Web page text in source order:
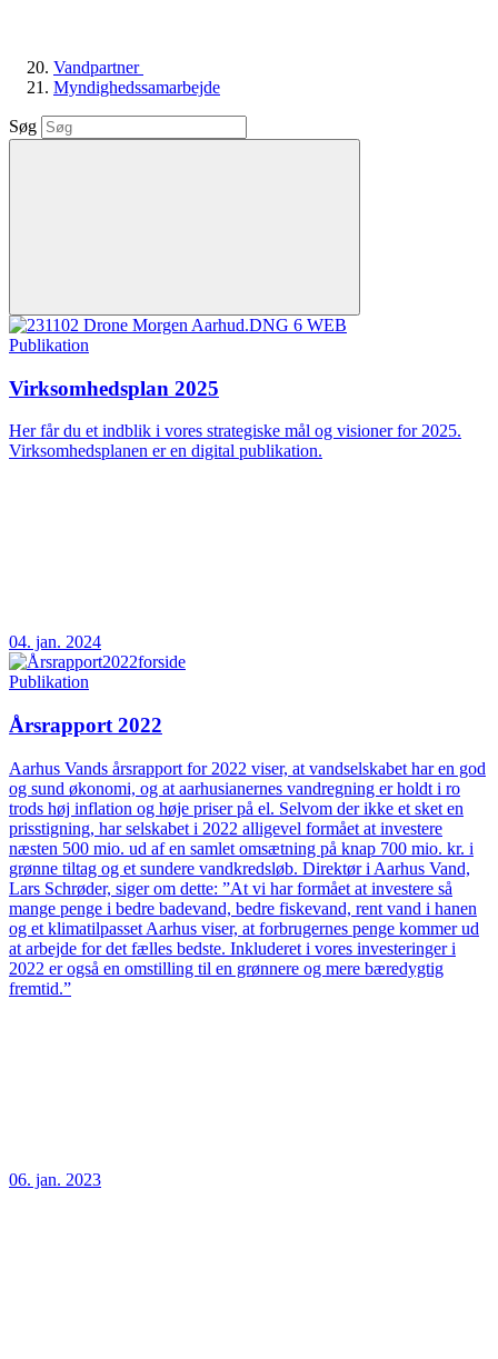
Vandpartner
Myndighedssamarbejde
Søg
Publikation
Virksomhedsplan 2025
Her får du et indblik i vores strategiske mål og visioner for 2025.
Virksomhedsplanen er en digital publikation.
04. jan. 2024
Publikation
Årsrapport 2022
Aarhus Vands årsrapport for 2022 viser, at vandselskabet har en god
og sund økonomi, og at aarhusianernes vandregning er holdt i ro
trods høj inflation og høje priser på el. Selvom der ikke et sket en
prisstigning, har selskabet i 2022 alligevel formået at investere
næsten 500 mio. ud af en samlet omsætning på knap 700 mio. kr. i
grønne tiltag og et sundere vandkredsløb. Direktør i Aarhus Vand,
Lars Schrøder, siger om dette: ”At vi har formået at investere så
mange penge i bedre badevand, bedre fiskevand, rent vand i hanen
og et klimatilpasset Aarhus viser, at forbrugernes penge kommer ud
at arbejde for det fælles bedste. Inkluderet i vores investeringer i
2022 er også en omstilling til en grønnere og mere bæredygtig
fremtid.”
06. jan. 2023